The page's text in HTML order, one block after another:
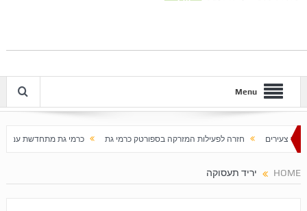
Menu
חזרה לפעילות המזרקה בספורטק כרמי גת כרמי גת מתחדשת עם בוא האביב
HOME יריד תעסוקה